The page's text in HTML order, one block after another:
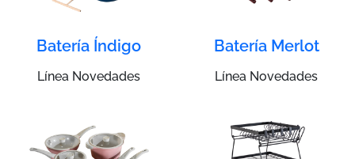
Batería Índigo
Línea Novedades
Batería Merlot
Línea Novedades